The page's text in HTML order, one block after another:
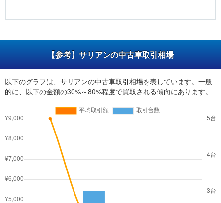
【参考】サリアンの中古車取引相場
以下のグラフは、サリアンの中古車取引相場を表しています。一般
的に、以下の金額の30%～80%程度で買取される傾向にあります。